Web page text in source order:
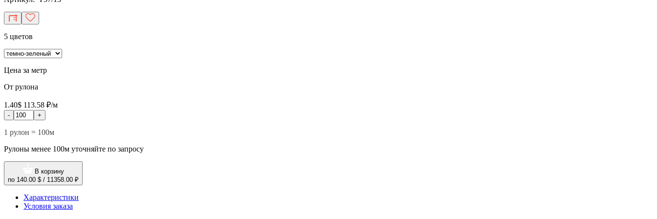
5 цветов
Цена за метр
От рулона
1.40$ 113.58 ₽/м
- +
1 рулон = 100м
Рулоны менее 100м уточняйте по запросу
В корзину
по 140.00 $ / 11358.00 ₽
Характеристики
Условия заказа